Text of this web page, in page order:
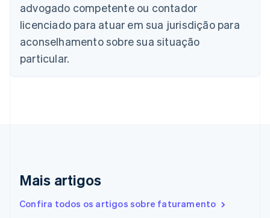
advogado competente ou contador
licenciado para atuar em sua jurisdição para
aconselhamento sobre sua situação
particular.
Mais artigos
Confira todos os artigos sobre faturamento
Bulgária
English
Canadá
China continental
Eslováquia
English
Eslovênia